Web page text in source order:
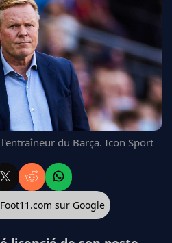
du Barça. Icon Sport
sur Google